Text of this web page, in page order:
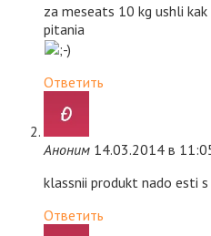
za meseats 10 kg ushli
pitania
Ответить
Аноним 14.03.2014 в
klassnii produkt nado esti
Ответить